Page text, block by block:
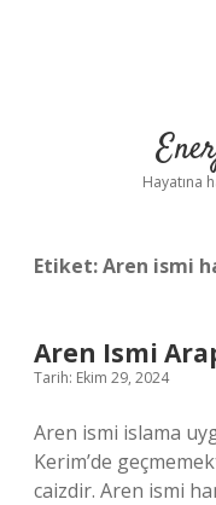
Hayatına
Etiket:Aren ismi
Aren Ismi
Tarih: Ekim 29, 2024
Aren ismi islama
Kerim’de
caizdir. Aren ismi